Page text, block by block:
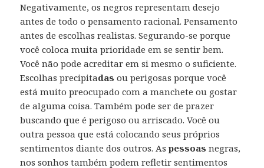
Negativamente, os negros representam desejo
antes de todo o pensamento racional. Pensamento
antes de escolhas realistas. Segurando-se porque
você coloca muita prioridade em se sentir bem.
Você não pode acreditar em si mesmo o suficiente.
Escolhas precipitadas ou perigosas porque você
está muito preocupado com a manchete ou gostar
de alguma coisa. Também pode ser de prazer
buscando que é perigoso ou arriscado. Você ou
outra pessoa que está colocando seus próprios
sentimentos diante dos outros. Aspessoas negras,
nos sonhos também podem refletir sentimentos